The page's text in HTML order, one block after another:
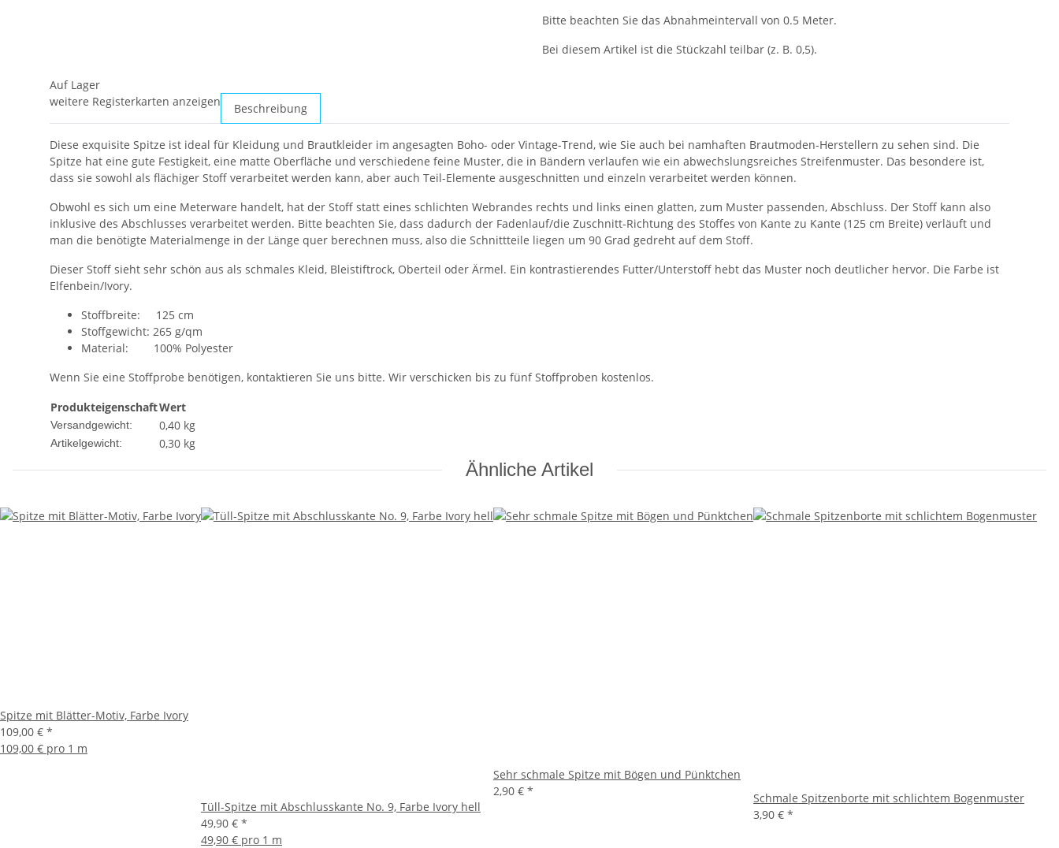
Auf Lager
Bitte beachten Sie das Abnahmeintervall von 0.5 Meter.
Bei diesem Artikel ist die Stückzahl teilbar (z. B. 0,5).
weitere Registerkarten anzeigen Beschreibung
Diese exquisite Spitze ist ideal für Kleidung und Brautkleider im angesagten Boho- oder Vintage-Trend, wie Sie auch bei namhaften Brautmoden-Herstellern zu sehen sind. Die
Spitze hat eine gute Festigkeit, eine matte Oberfläche und verschiedene feine Muster, die in Bändern verlaufen wie ein abwechslungsreiches Streifenmuster. Das besondere ist,
dass sie sowohl als flächiger Stoff verarbeitet werden kann, aber auch Teil-Elemente ausgeschnitten und einzeln verarbeitet werden können.
Obwohl es sich um eine Meterware handelt, hat der Stoff statt eines schlichten Webrandes rechts und links einen glatten, zum Muster passenden, Abschluss. Der Stoff kann also
inklusive des Abschlusses verarbeitet werden. Bitte beachten Sie, dass dadurch der Fadenlauf/die Zuschnitt-Richtung des Stoffes von Kante zu Kante (125 cm Breite) verläuft und
man die benötigte Materialmenge in der Länge quer berechnen muss, also die Schnittteile liegen um 90 Grad gedreht auf dem Stoff.
Dieser Stoff sieht sehr schön aus als schmales Kleid, Bleistiftrock, Oberteil oder Ärmel. Ein kontrastierendes Futter/Unterstoff hebt das Muster noch deutlicher hervor. Die Farbe ist
Elfenbein/Ivory.
Stoffbreite: 125 cm
Stoffgewicht: 265 g/qm
Material: 100% Polyester
Wenn Sie eine Stoffprobe benötigen, kontaktieren Sie uns bitte. Wir verschicken bis zu fünf Stoffproben kostenlos.
ProdukteigenschaftWert
Versandgewicht: 0,40 kg
Artikelgewicht: 0,30 kg
Ähnliche Artikel
Spitze mit Blätter-Motiv, Farbe Ivory
109,00 € *
109,00 € pro 1 m
Tüll-Spitze mit Abschlusskante No. 9, Farbe Ivory hell
49,90 € *
49,90 € pro 1 m
Sehr schmale Spitze mit Bögen und Pünktchen
2,90 € *
Schmale Spitzenborte mit schlichtem Bogenmuster
3,90 € *